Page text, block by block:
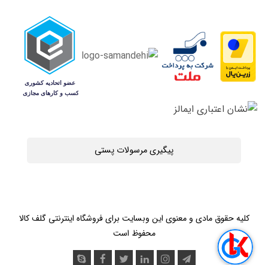
پیگیری مرسولات پستی
کلیه حقوق مادی و معنوی این وبسایت برای فروشگاه اینترنتی گلف کالا
محفوظ است